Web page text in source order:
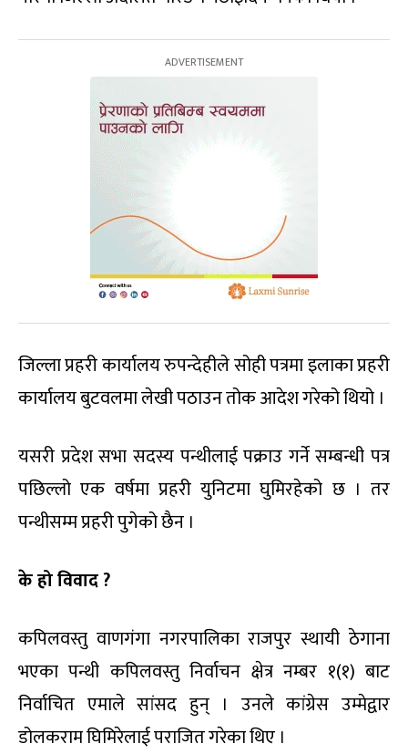
जिल्ला प्रहरी कार्यालय रुपन्देहीले सोही पत्रमा इलाका प्रहरी
कार्यालय बुटवलमा लेखी पठाउन तोक आदेश गरेको थियो ।
यसरी प्रदेश सभा सदस्य पन्थीलाई पक्राउ गर्ने सम्बन्धी पत्र
पछिल्लो एक वर्षमा प्रहरी युनिटमा घुमिरहेको छ । तर
पन्थीसम्म प्रहरी पुगेको छैन ।
के हो विवाद ?
कपिलवस्तु वाणगंगा नगरपालिका राजपुर स्थायी ठेगाना
भएका पन्थी कपिलवस्तु निर्वाचन क्षेत्र नम्बर १(१) बाट
निर्वाचित एमाले सांसद हुन् । उनले कांग्रेस उम्मेद्वार
डोलकराम घिमिरेलाई पराजित गरेका थिए ।